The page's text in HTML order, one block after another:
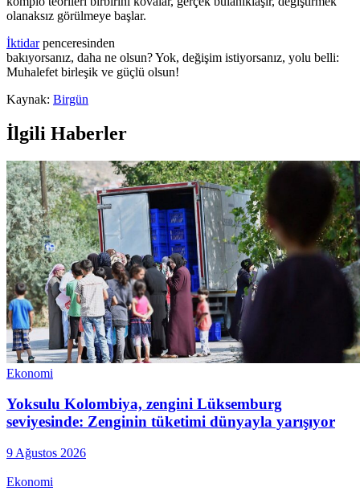
olanaksız görülmeye başlar.
İktidarpenceresinden
bakıyorsanız, daha ne olsun? Yok, değişim istiyorsanız, yolu belli:
Muhalefet birleşik ve güçlü olsun!
Kaynak: Birgün
İlgili Haberler
Ekonomi
Yoksulu Kolombiya, zengini Lüksemburg
seviyesinde: Zenginin tüketimi dünyayla yarışıyor
9 Ağustos 2026
Ekonomi